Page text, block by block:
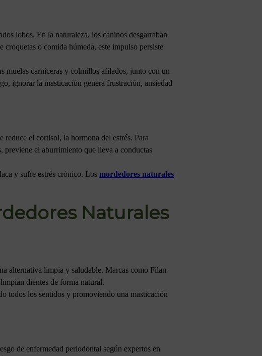
lobos. En la naturaleza, los caninos desgarraban
o comida húmeda, este impulso persiste
muelas carniceras y colmillos afilados, junto con un
ignorar la masticación genera frustración, ansiedad
el cortisol, la hormona del estrés. Para
el aburrimiento que lleva a conductas
y sufre estrés crónico. Los mordedores naturales
Naturales
alternativa limpia y saludable. Marcas como Filan
dientes de forma natural.
todos los sentidos y promoviendo una masticación
de enfermedad periodontal según expertos en